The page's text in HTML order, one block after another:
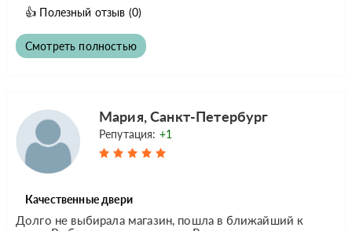
👍 Полезный отзыв (0)
Смотреть полностью
Мария, Санкт-Петербург
Репутация: +1
Качественные двери
Долго не выбирала магазин, пошла в ближайший к